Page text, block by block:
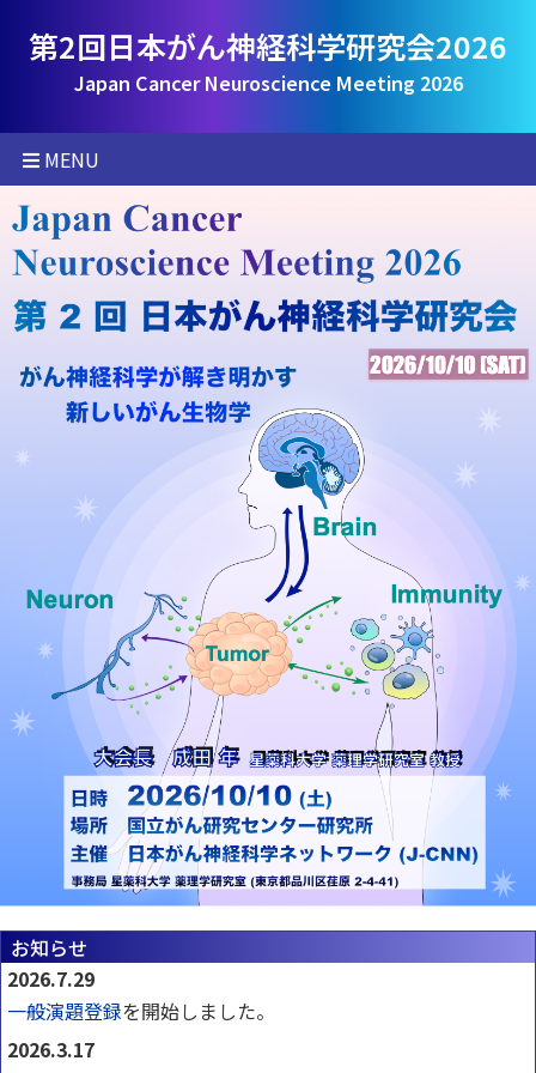
第2回日本がん神経科学研究会2026
Japan Cancer Neuroscience Meeting 2026
MENU
お知らせ
2026.7.29
一般演題登録を開始しました。
2026.3.17